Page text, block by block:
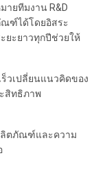
ายทีมงาน R&D
ฑ์ได้โดยอิสระ
ยะยาวทุกปีช่วยให้
วเปลี่ยนแนวคิดของ
สิทธิภาพ
ลิตภัณฑ์และความ